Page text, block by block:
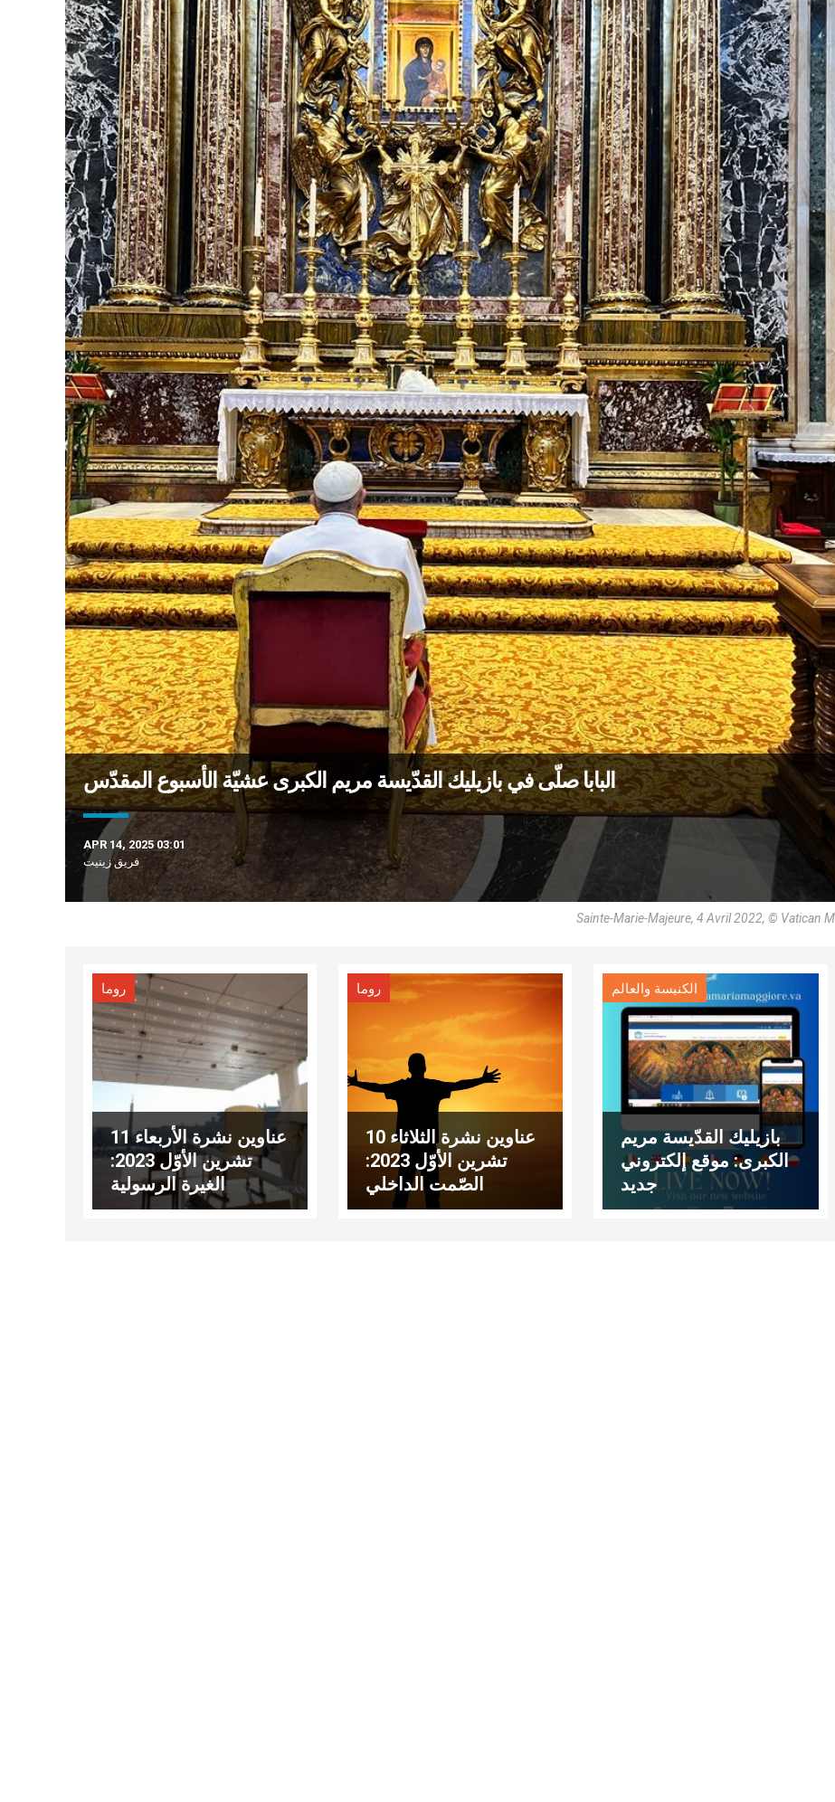
البابا صلّى في بازيليك القدّيسة مريم الكبرى عشيّة الأسبوع المقدّس
APR 14, 2025 03:01
فريق زينيت
Sainte-Marie-Majeure, 4 Avril 2022, © Vatican
روما
عناوين نشرة الأربعاء 11
تشرين الأوّل 2023:
الغيرة الرسولية
روما
عناوين نشرة الثلاثاء 10
تشرين الأوّل 2023:
الصّمت الداخلي
الكنيسة والعالم
بازيليك القدّيسة مريم
الكبرى: موقع إلكتروني
جديد